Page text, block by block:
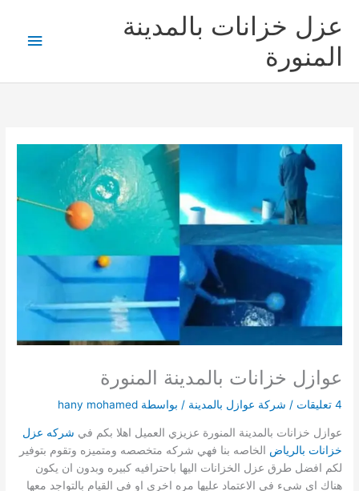
المحتوى
عزل خزانات بالمدينة
المنورة
عوازل خزانات بالمدينة المنورة
4 تعليقات / شركة عوازل بالمدينة / بواسطة hany mohamed
عوازل خزانات بالمدينة المنورة عزيزي العميل اهلا بكم في شركه عزل
خزانات بالرياض الخاصه بنا فهي شركه متخصصه ومتميزه وتقوم بتوفير
لكم افضل طرق عزل الخزانات اليها باحترافيه كبيره وبدون ان يكون
هناك اي شيء في الاعتماد عليها مره اخرى او في القيام بالتواجد معها